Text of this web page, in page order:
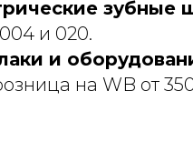
зубные
и 020.
и
на WB от